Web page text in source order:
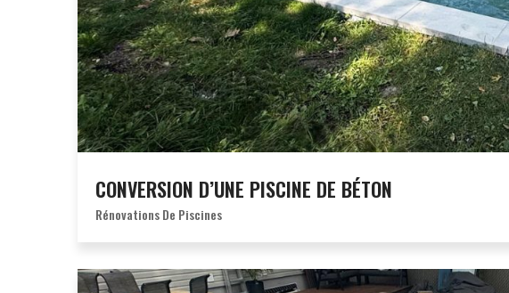
CONVERSION D’UNE PISCINE DE BÉTON
Rénovations De Piscines